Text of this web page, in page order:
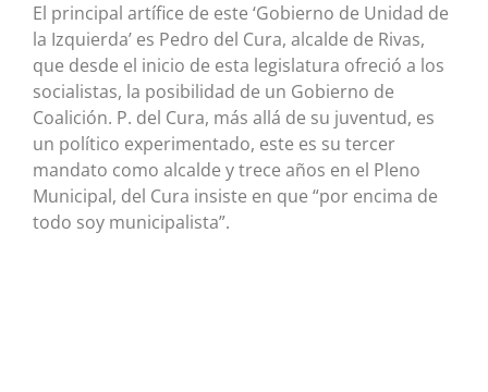
El principal artífice de este ‘Gobierno de Unidad de
la Izquierda’ es Pedro del Cura, alcalde de Rivas,
que desde el inicio de esta legislatura ofreció a los
socialistas, la posibilidad de un Gobierno de
Coalición. P. del Cura, más allá de su juventud, es
un político experimentado, este es su tercer
mandato como alcalde y trece años en el Pleno
Municipal, del Cura insiste en que “por encima de
todo soy municipalista”.